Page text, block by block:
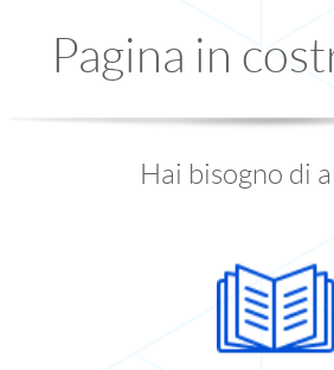
Pagina in
Hai bisogno di